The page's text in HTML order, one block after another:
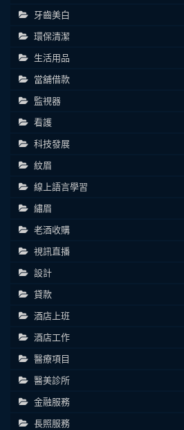
牙齒美白
環保清潔
生活用品
當舖借款
監視器
看護
科技發展
紋眉
線上語言學習
繡眉
老酒收購
視訊直播
設計
貸款
酒店上班
酒店工作
醫療項目
醫美診所
金融服務
長照服務